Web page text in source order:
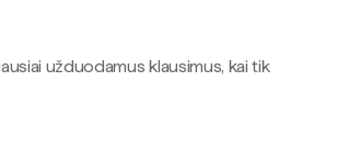
užduodamus klausimus, kai tik